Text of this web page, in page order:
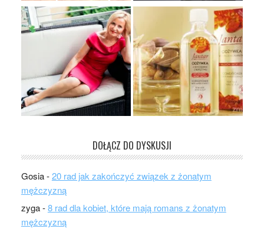
DOŁĄCZ DO DYSKUSJI
Gosia-20 rad jak zakończyć związek z żonatym
mężczyzną
zyga-8 rad dla kobiet, które mają romans z żonatym
mężczyzną